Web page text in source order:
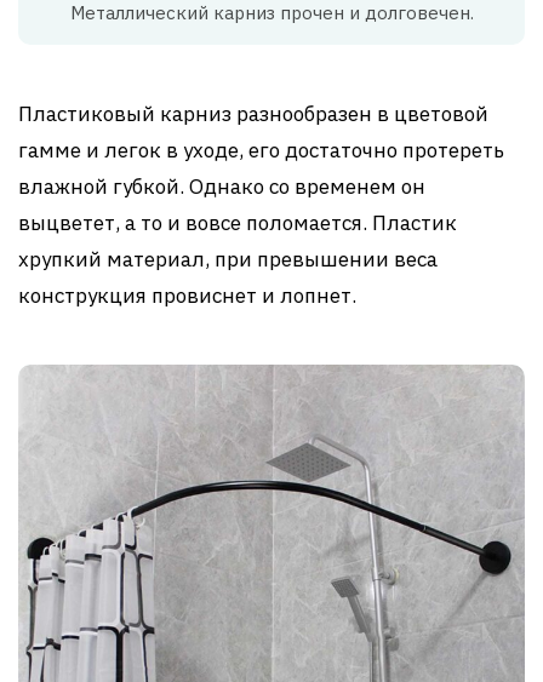
Металлический карниз прочен и долговечен.
Пластиковый карниз разнообразен в цветовой
гамме и легок в уходе, его достаточно протереть
влажной губкой. Однако со временем он
выцветет, а то и вовсе поломается. Пластик
хрупкий материал, при превышении веса
конструкция провиснет и лопнет.